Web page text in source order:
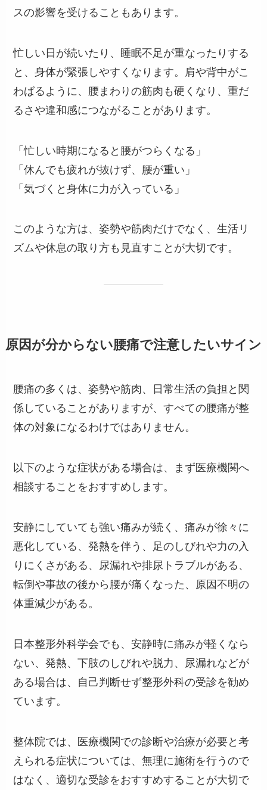
スの影響を受けることもあります。
忙しい日が続いたり、睡眠不足が重なったりする
と、身体が緊張しやすくなります。肩や背中がこ
わばるように、腰まわりの筋肉も硬くなり、重だ
るさや違和感につながることがあります。
「忙しい時期になると腰がつらくなる」
「休んでも疲れが抜けず、腰が重い」
「気づくと身体に力が入っている」
このような方は、姿勢や筋肉だけでなく、生活リ
ズムや休息の取り方も見直すことが大切です。
原因が分からない腰痛で注意したいサイン
腰痛の多くは、姿勢や筋肉、日常生活の負担と関
係していることがありますが、すべての腰痛が整
体の対象になるわけではありません。
以下のような症状がある場合は、まず医療機関へ
相談することをおすすめします。
安静にしていても強い痛みが続く、痛みが徐々に
悪化している、発熱を伴う、足のしびれや力の入
りにくさがある、尿漏れや排尿トラブルがある、
転倒や事故の後から腰が痛くなった、原因不明の
体重減少がある。
日本整形外科学会でも、安静時に痛みが軽くなら
ない、発熱、下肢のしびれや脱力、尿漏れなどが
ある場合は、自己判断せず整形外科の受診を勧め
ています。
整体院では、医療機関での診断や治療が必要と考
えられる症状については、無理に施術を行うので
はなく、適切な受診をおすすめすることが大切で